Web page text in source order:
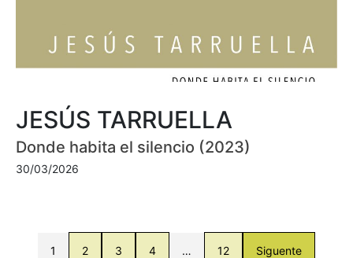
JESÚS TARRUELLA
Donde habita el silencio (2023)
30/03/2026
1 2 3 4 … 12 Siguente